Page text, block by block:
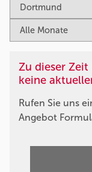
Zu dieser
keine
Rufen Sie uns
Angebot